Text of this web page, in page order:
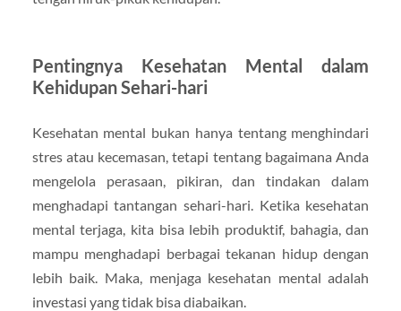
Pentingnya Kesehatan Mental dalam
Kehidupan Sehari-hari
Kesehatan mental bukan hanya tentang menghindari
stres atau kecemasan, tetapi tentang bagaimana Anda
mengelola perasaan, pikiran, dan tindakan dalam
menghadapi tantangan sehari-hari. Ketika kesehatan
mental terjaga, kita bisa lebih produktif, bahagia, dan
mampu menghadapi berbagai tekanan hidup dengan
lebih baik. Maka, menjaga kesehatan mental adalah
investasi yang tidak bisa diabaikan.